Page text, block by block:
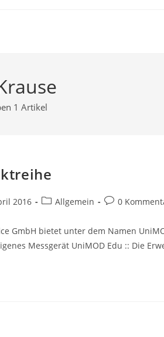
1 Artikel
2016 Allgemein 0
GmbH bietet unter dem Namen
Messgerät UniMOD Edu :: Die